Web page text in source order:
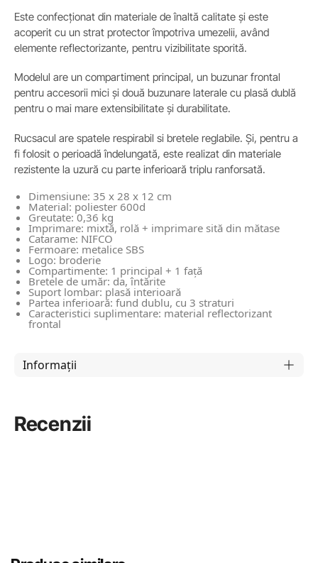
Este confecționat din materiale de înaltă calitate și este
acoperit cu un strat protector împotriva umezelii, având
elemente reflectorizante, pentru vizibilitate sporită.
Modelul are un compartiment principal, un buzunar frontal
pentru accesorii mici și două buzunare laterale cu plasă dublă
pentru o mai mare extensibilitate și durabilitate.
Rucsacul are spatele respirabil si bretele reglabile. Și, pentru a
fi folosit o perioadă îndelungată, este realizat din materiale
rezistente la uzură cu parte inferioară triplu ranforsată.
Dimensiune: 35 x 28 x 12 cm
Material: poliester 600d
Greutate: 0,36 kg
Imprimare: mixtă, rolă + imprimare sită din mătase
Catarame: NIFCO
Fermoare: metalice SBS
Logo: broderie
Compartimente: 1 principal + 1 față
Bretele de umăr: da, întărite
Suport lombar: plasă interioară
Partea inferioară: fund dublu, cu 3 straturi
Caracteristici suplimentare: material reflectorizant
frontal
Informații
Recenzii